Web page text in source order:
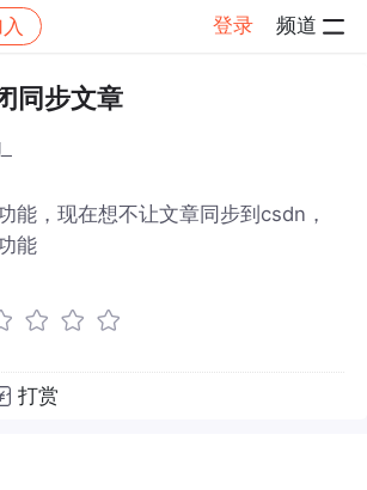
登录 频道
帖子详情
同步文章
能，现在想不让文章同步到csdn，
能
打赏